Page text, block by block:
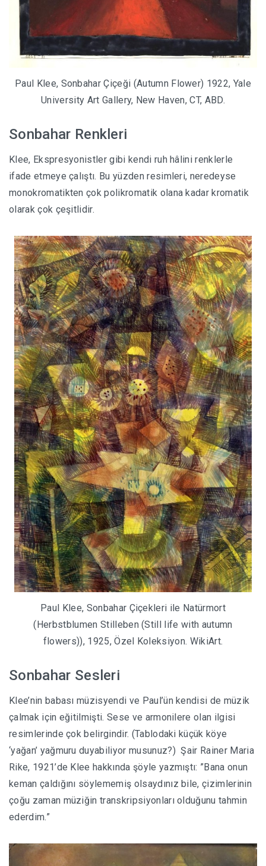
Paul Klee, Sonbahar Çiçeği (Autumn Flower) 1922, Yale
University Art Gallery, New Haven, CT, ABD.
Sonbahar Renkleri
Klee, Ekspresyonistler gibi kendi ruh hâlini renklerle
ifade etmeye çalıştı. Bu yüzden resimleri, neredeyse
monokromatikten çok polikromatik olana kadar kromatik
olarak çok çeşitlidir.
Paul Klee, Sonbahar Çiçekleri ile Natürmort
(Herbstblumen Stilleben (Still life with autumn
flowers)), 1925, Özel Koleksiyon. WikiArt.
Sonbahar Sesleri
Klee’nin babası müzisyendi ve Paul’ün kendisi de müzik
çalmak için eğitilmişti. Sese ve armonilere olan ilgisi
resimlerinde çok belirgindir. (Tablodaki küçük köye
‘yağan’ yağmuru duyabiliyor musunuz?) Şair Rainer Maria
Rike, 1921’de Klee hakkında şöyle yazmıştı: ”Bana onun
keman çaldığını söylememiş olsaydınız bile, çizimlerinin
çoğu zaman müziğin transkripsiyonları olduğunu tahmin
ederdim.”